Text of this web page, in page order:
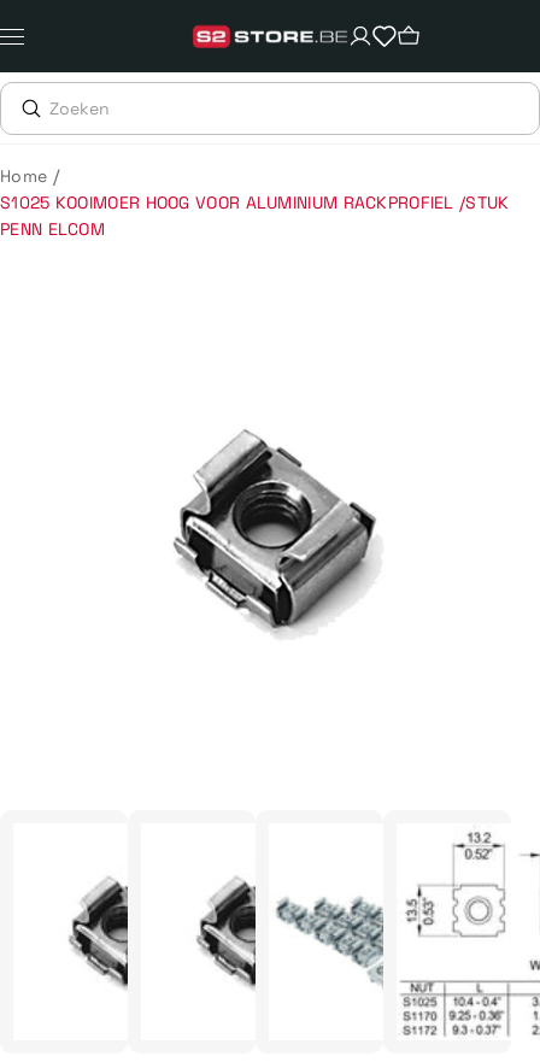
naar
content
Home /
S1025 KOOIMOER HOOG VOOR ALUMINIUM RACKPROFIEL /STUK
PENN ELCOM